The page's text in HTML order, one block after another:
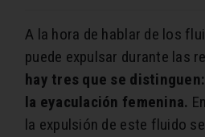
A la hora de hablar de los
puede expulsar durante las
hay tres que se
la eyaculación femenina.
la expulsión de este fluido